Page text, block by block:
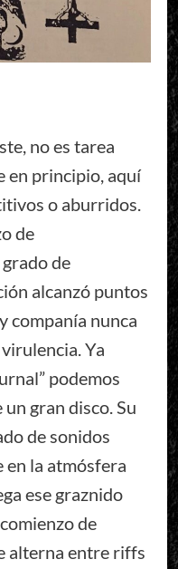
no es tarea
en principio, aquí
o aburridos.
de
de
alcanzó puntos
companía nunca
Ya
podemos
gran disco. Su
de sonidos
en la atmósfera
ese graznido
de
alterna entre riffs